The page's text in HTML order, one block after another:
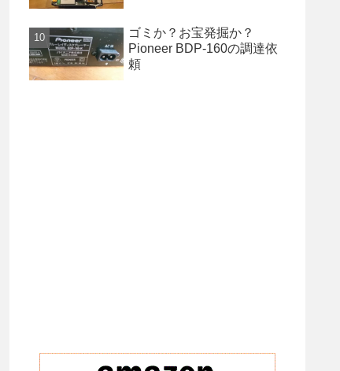
ゴミか？お宝発掘か？
Pioneer BDP-160の調達依
頼